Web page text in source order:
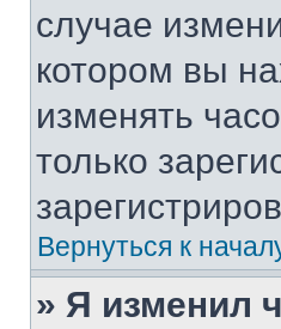
случае
котором вы
изменять
только
Вернуться к
» Я изменил